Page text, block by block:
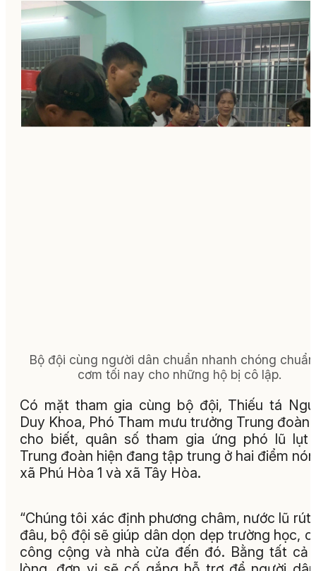
Bộ đội cùng người dân chuẩn nhanh chóng
cơm tối nay cho những hộ bị cô lập.
Có mặt tham gia cùng bộ đội, Thiếu tá
Duy Khoa, Phó Tham mưu trưởng Trung đoàn
cho biết, quân số tham gia ứng phó lũ lụt
Trung đoàn hiện đang tập trung ở hai điểm
xã Phú Hòa 1 và xã Tây Hòa.
“Chúng tôi xác định phương châm, nước lũ rút
đâu, bộ đội sẽ giúp dân dọn dẹp trường học,
công cộng và nhà cửa đến đó. Bằng tất cả